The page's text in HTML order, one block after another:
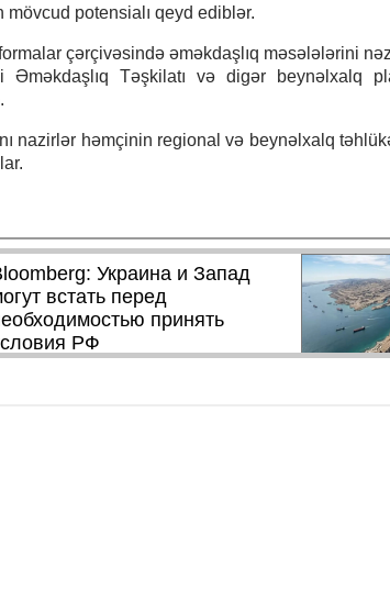
potensialı qeyd ediblər.
çərçivəsində əməkdaşlıq məsələlərini
Əməkdaşlıq Təşkilatı və digər beynəlxalq
nazirlər həmçinin regional və beynəlxalq